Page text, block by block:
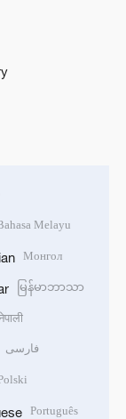
Melayu
Монгол
မြန်မာဘာသာ
فارسی
Português